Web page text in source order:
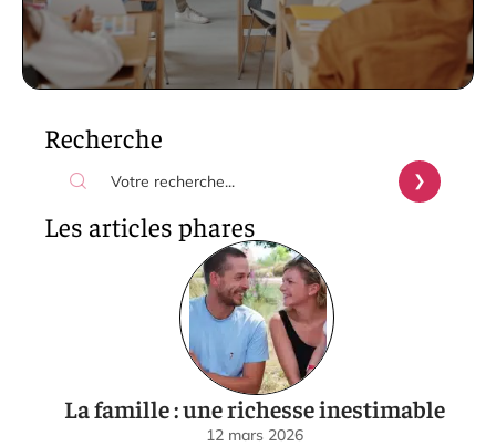
Recherche
Les articles phares
La famille : une richesse inestimable
12 mars 2026